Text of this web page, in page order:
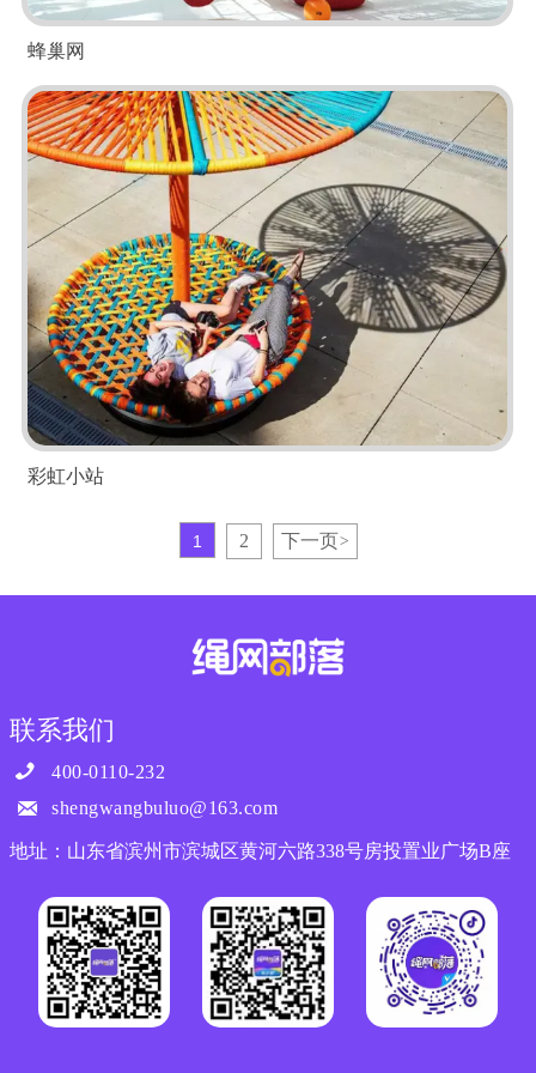
蜂巢网
彩虹小站
1 2 下一页 >
联系我们
 400-0110-232
 shengwangbuluo@163.com
地址：山东省滨州市滨城区黄河六路338号房投置业广场B座